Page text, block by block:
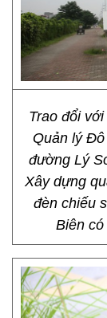
Trao đổi
Quản lý
đường Lý
Xây dựng
đèn chiếu
Biên